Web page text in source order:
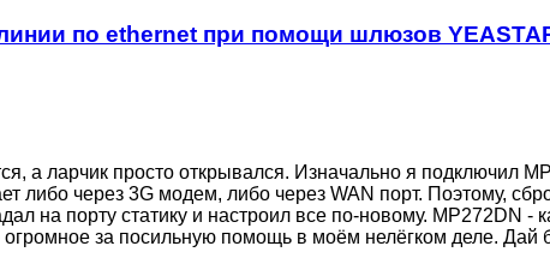
по ethernet при помощи шлюзов
а ларчик просто открывался. Изначально я подключил
либо через 3G модем, либо через WAN порт. Поэтому,
на порту статику и настроил все по-новому. MP272DN -
за посильную помощь в моём нелёгком деле. Дай